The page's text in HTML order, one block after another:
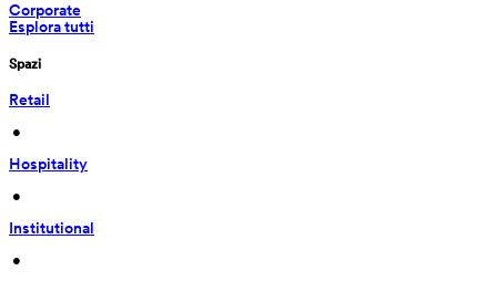
Corporate
Esplora tutti
Spazi
Retail
•
Hospitality
•
Institutional
•